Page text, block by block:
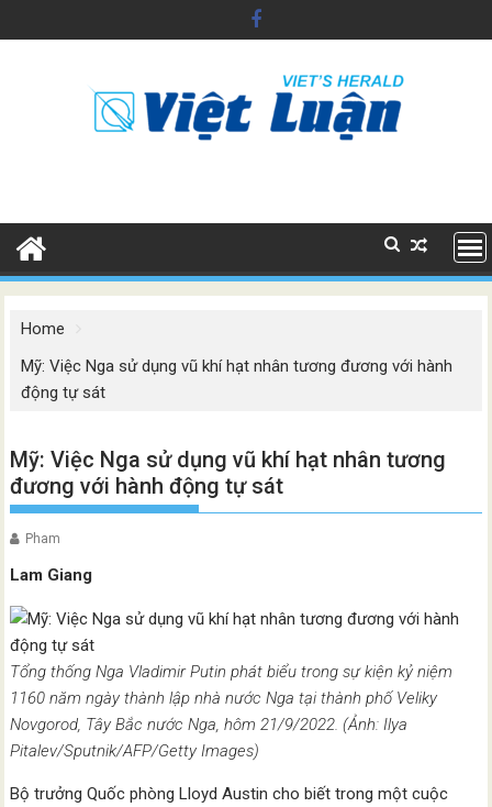
to
Home
Mỹ: Việc Nga sử dụng vũ khí hạt nhân tương đương với hành
động tự sát
Mỹ: Việc Nga sử dụng vũ khí hạt nhân tương
đương với hành động tự sát
Pham
Lam Giang
Tổng thống Nga Vladimir Putin phát biểu trong sự kiện kỷ niệm
1160 năm ngày thành lập nhà nước Nga tại thành phố Veliky
Novgorod, Tây Bắc nước Nga, hôm 21/9/2022. (Ảnh: Ilya
Pitalev/Sputnik/AFP/Getty Images)
Bộ trưởng Quốc phòng Lloyd Austin cho biết trong một cuộc